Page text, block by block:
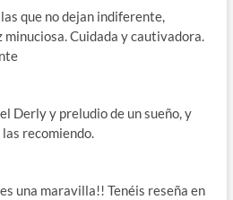
que no dejan indiferente,
Cuidada y cautivadora.
Derly y preludio de un sueño, y
recomiendo.
una maravilla!! Tenéis reseña en